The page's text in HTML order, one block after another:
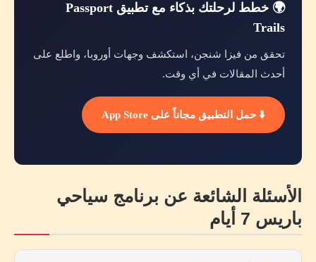
🌍 خطط لرحلتك بذكاء مع تطبيق Passport
Trails
تحقق من فيزا شنجن، استكشف وجهات أوروبا، واطلع على
أحدث المقالات في أي وقت.
⬇️ حمل التطبيق مجاناً على App Store
الأسئلة الشائعة عن برنامج سياحي
باريس 7 أيام